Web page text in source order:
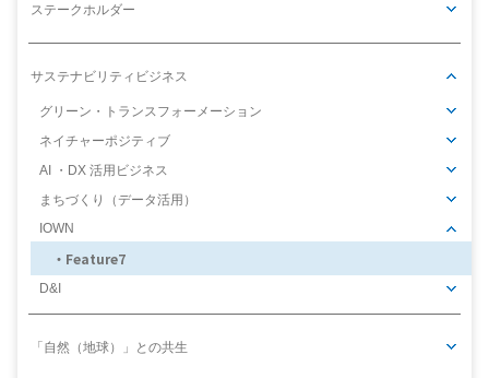
ステークホルダー
サステナビリティビジネス
グリーン・トランスフォーメーション
ネイチャーポジティブ
AI ・DX 活用ビジネス
まちづくり（データ活用）
IOWN
Feature7
D&I
「自然（地球）」との共生